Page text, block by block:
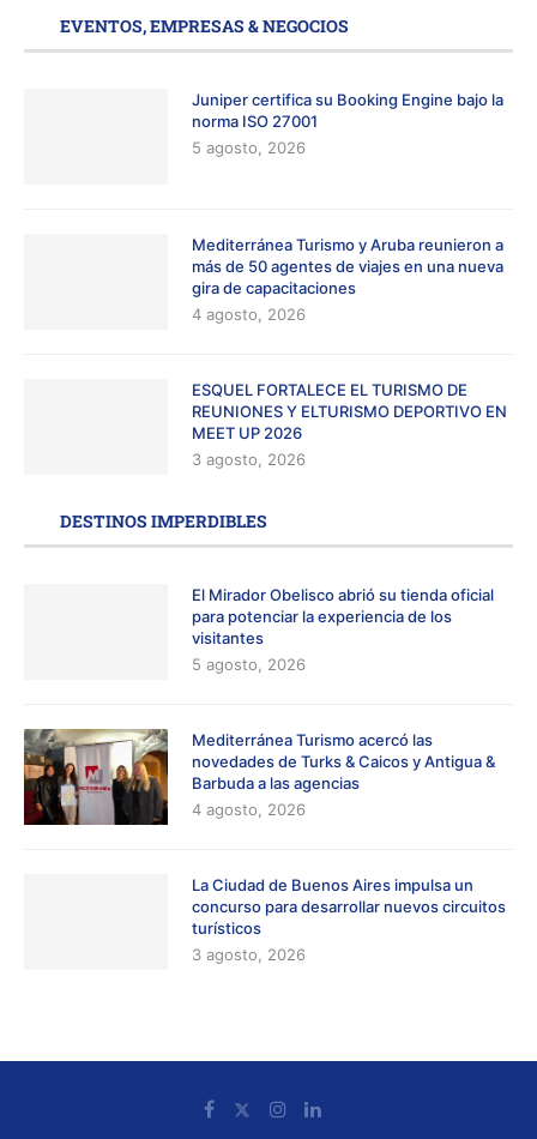
EVENTOS, EMPRESAS & NEGOCIOS
Juniper certifica su Booking Engine bajo la
norma ISO 27001
5 agosto, 2026
Mediterránea Turismo y Aruba reunieron a
más de 50 agentes de viajes en una nueva
gira de capacitaciones
4 agosto, 2026
ESQUEL FORTALECE EL TURISMO DE
REUNIONES Y ELTURISMO DEPORTIVO EN
MEET UP 2026
3 agosto, 2026
DESTINOS IMPERDIBLES
El Mirador Obelisco abrió su tienda oficial
para potenciar la experiencia de los
visitantes
5 agosto, 2026
Mediterránea Turismo acercó las
novedades de Turks & Caicos y Antigua &
Barbuda a las agencias
4 agosto, 2026
La Ciudad de Buenos Aires impulsa un
concurso para desarrollar nuevos circuitos
turísticos
3 agosto, 2026